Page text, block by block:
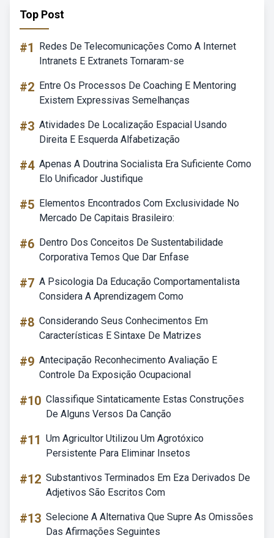
Top Post
#1
Redes De Telecomunicações Como A Internet
Intranets E Extranets Tornaram-se
#2 Entre Os Processos De Coaching E Mentoring
Existem Expressivas Semelhanças
#3 Atividades De Localização Espacial Usando
Direita E Esquerda Alfabetização
#4 Apenas A Doutrina Socialista Era Suficiente Como
Elo Unificador Justifique
#5 Elementos Encontrados Com Exclusividade No
Mercado De Capitais Brasileiro:
#6 Dentro Dos Conceitos De Sustentabilidade
Corporativa Temos Que Dar Enfase
#7 A Psicologia Da Educação Comportamentalista
Considera A Aprendizagem Como
#8 Considerando Seus Conhecimentos Em
Características E Sintaxe De Matrizes
#9 Antecipação Reconhecimento Avaliação E
Controle Da Exposição Ocupacional
#10 Classifique Sintaticamente Estas Construções
De Alguns Versos Da Canção
#11 Um Agricultor Utilizou Um Agrotóxico
Persistente Para Eliminar Insetos
#12 Substantivos Terminados Em Eza Derivados De
Adjetivos São Escritos Com
#13 Selecione A Alternativa Que Supre As Omissões
Das Afirmações Seguintes